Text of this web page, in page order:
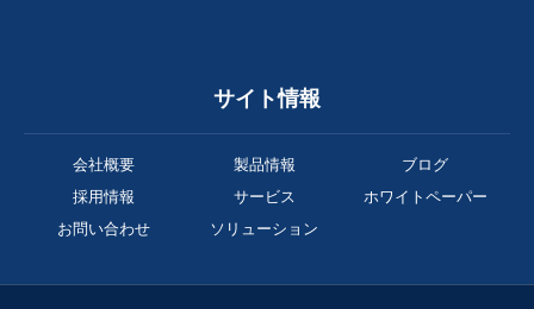
サイト情報
会社概要
採用情報
お問い合わせ
製品情報
サービス
ソリューション
ブログ
ホワイトペーパー